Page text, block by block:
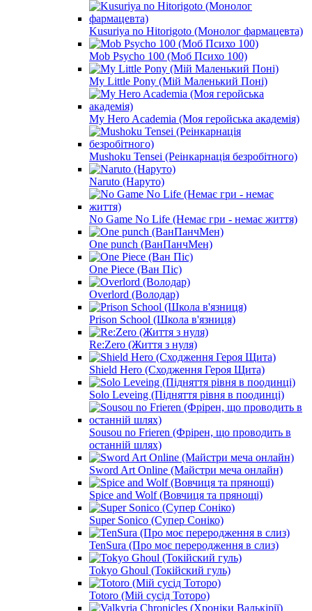
Kusuriya no Hitorigoto (Монолог фармацевта)
Mob Psycho 100 (Моб Психо 100)
My Little Pony (Мій Маленький Поні)
My Hero Academia (Моя геройська академія)
Mushoku Tensei (Реінкарнація безробітного)
Naruto (Наруто)
No Game No Life (Немає гри - немає життя)
One punch (ВанПанчМен)
One Piece (Ван Піс)
Overlord (Володар)
Prison School (Школа в'язниця)
Re:Zero (Життя з нуля)
Shield Hero (Сходження Героя Щита)
Solo Leveing (Підняття рівня в поодинці)
Sousou no Frieren (Фрірен, що проводить в
останній шлях)
Sword Art Online (Майстри меча онлайн)
Spice and Wolf (Вовчиця та прянощі)
Super Sonico (Супер Соніко)
TenSura (Про моє переродження в слиз)
Tokyo Ghoul (Токійский гуль)
Totoro (Мій сусід Тоторо)